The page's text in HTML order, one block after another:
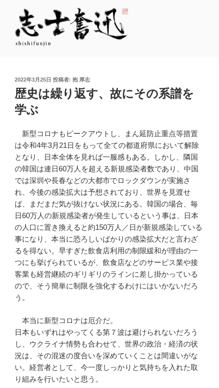
投
稿
日:
2022年3月25日 投稿者: 抱 厚志
歴史は繰り返す、故にその系譜を
学ぶ
新型コロナもピークアウトし、まん延防止重点等措置
は令和4年3月 21日をもって全ての都道府県において解除
となり、日本全体を見れば一服感もある。しかし、隣国
の韓国は連日60万人を超える新規感染者数であり、中国
では深圳や長春などの大都市でロックダウンが実施さ
れ、今後の感染拡大は予想されており、世界を見渡せ
ば、まだまだ気が抜けない状況にある。韓国の場合、毎
日60万人の新規感染者が発生しているという事は、日本
の人口に置き換えると約150万人／日が新規感染している
事になり、本当に恐ろしいばかりの感染拡大だと言わざ
るを得ない。早すぎた飲食店利用の制限緩和が理由の一
つにも挙げられているが、飲食店などのサービス業や接
客業も経営継続のギリギリのラインに差し掛かっている
ので、そう簡単に制限を強化するわけにはいかないだろ
う。
本当に新型コロナは厄介だ。
日本もいずれはやってくる第７波は避けられないだろう
し、ウクライナ情勢も合わせて、世界の政治・経済の状
況は、その混迷の度合いを深めていくことは間違いがな
い。経営者として、今一度しっかりと気持ちを入れた取
り組みを行いたいと思う。